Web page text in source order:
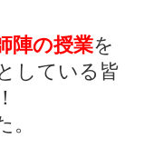
陣の授業を
している皆